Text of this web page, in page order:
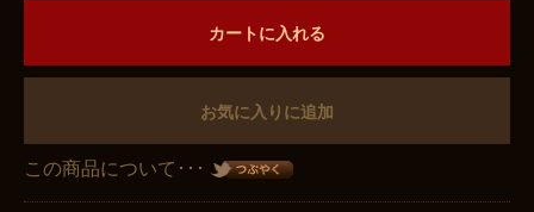
カートに入れる
お気に入りに追加
この商品について･･･